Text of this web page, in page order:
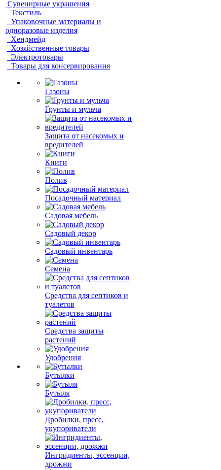
Сувенирные украшения
Текстиль
Упаковочные материалы и
одноразовые изделия
Хендмейд
Хозяйственные товары
Электротовары
Товары для консервирования
Газоны
Грунты и мульча
Защита от насекомых и
вредителей
Книги
Полив
Посадочный материал
Садовая мебель
Садовый декор
Садовый инвентарь
Семена
Средства для септиков и
туалетов
Средства защиты
растений
Удобрения
Бутылки
Бутыля
Дробилки, пресс,
укупориватели
Ингридиенты, эссенции,
дрожжи